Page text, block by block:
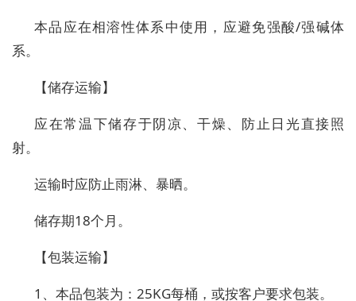
本品应在相溶性体系中使用，应避免强酸/强碱体
系。
【储存运输】
应在常温下储存于阴凉、干燥、防止日光直接照
射。
运输时应防止雨淋、暴晒。
储存期18个月。
【包装运输】
1、本品包装为：25KG每桶，或按客户要求包装。